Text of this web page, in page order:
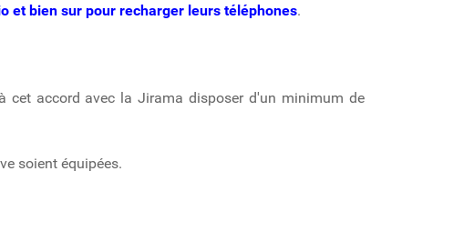
et bien sur pour recharger leurs téléphones.
cet accord avec la Jirama disposer d'un minimum de
soient équipées.